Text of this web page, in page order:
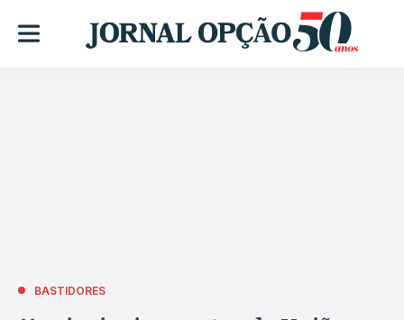
BASTIDORES